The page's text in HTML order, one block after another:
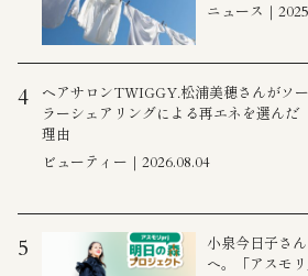
ニュース｜
4
ヘアサロンTWIGGY.松浦美穂さんがソー
ラーシェアリングによる再エネを選んだ
理由
ビューティー｜2026.08.04
5
小泉今日子さ
へ。「アスモ